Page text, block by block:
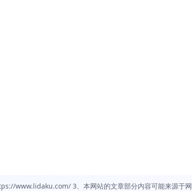
www.lidaku.com/ 3、本网站的文章部分内容可能来源于网